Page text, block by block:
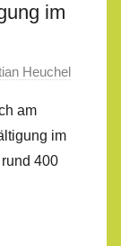
im
Heuchel
am
im
400